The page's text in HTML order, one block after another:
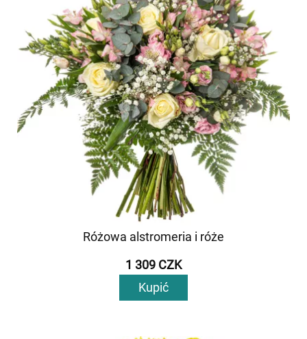
Różowa alstromeria i róże
1 309 CZK
Kupić